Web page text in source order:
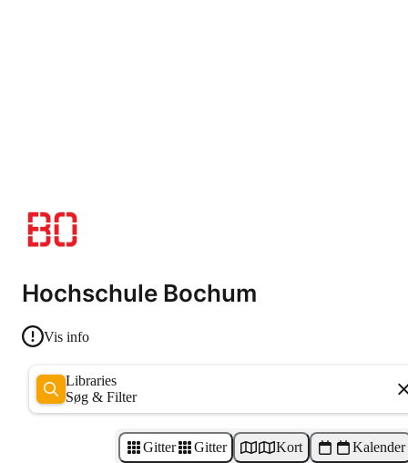
Hochschule Bochum
Vis info
Libraries
Søg & Filter
Gitter Gitter Kort Kalender